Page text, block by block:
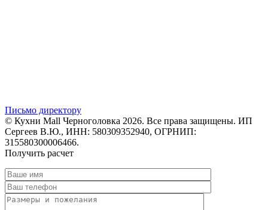
Письмо директору
© Кухни Mall Черноголовка 2026. Все права защищены. ИП
Сергеев В.Ю., ИНН: 580309352940, ОГРНИП:
315580300006466.
Получить расчет